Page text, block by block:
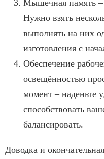
Мышечная память –
Нужно взять
выполнять на них
изготовления с
Обеспечение
освещённостью
момент – наденьте
способствовать
балансировать.
Доводка и